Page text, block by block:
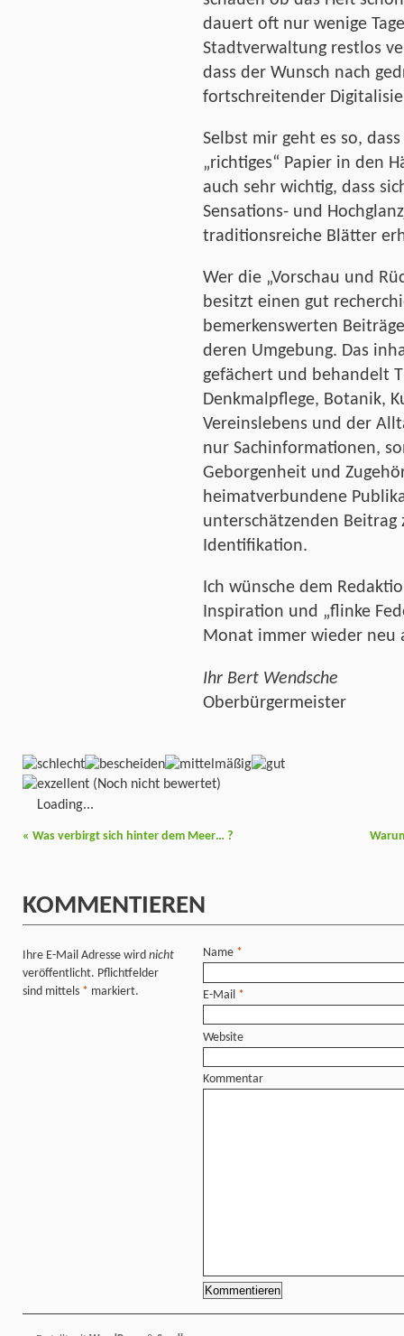
dauert oft nur wenige
Stadtverwaltung restlos
dass der Wunsch nach
fortschreitender
Selbst mir geht es so,
„richtiges“ Papier in den
auch sehr wichtig, dass
Sensations- und
traditionsreiche Blätter
Wer die „Vorschau und
besitzt einen gut
bemerkenswerten
deren Umgebung. Das
gefächert und behandelt
Denkmalpflege, Botanik,
Vereinslebens und der
nur Sachinformationen,
Geborgenheit und
heimatverbundene
unterschätzenden
Identifikation.
Ich wünsche dem
Inspiration und „flinke
Monat immer wieder neu
Ihr Bert Wendsche
Oberbürgermeister
(Noch nicht bewertet)
Loading...
« Was verbirgt sich hinter dem Meer… ?
KOMMENTIEREN
Ihre E-Mail Adresse wird nicht
veröffentlicht. Pflichtfelder
sind mittels * markiert.
Name *
E-Mail *
Website
Kommentar